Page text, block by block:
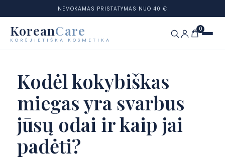
NEMOKAMAS PRISTATYMAS NUO 40 €
KoreanCare
KORĖJIETIŠKA KOSMETIKA
0
Kategorijos
Odos tipai
Rinkiniai
turinioKodėl kokybiškas
miegas yra svarbus
jūsų odai ir kaip jai
padėti?